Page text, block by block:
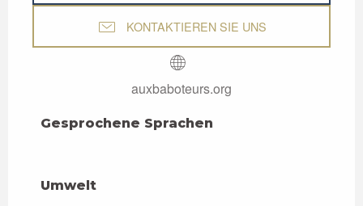
KONTAKTIEREN SIE UNS
auxbaboteurs.org
Gesprochene Sprachen
Gesprochene Sprachen
Umwelt
Umwelt